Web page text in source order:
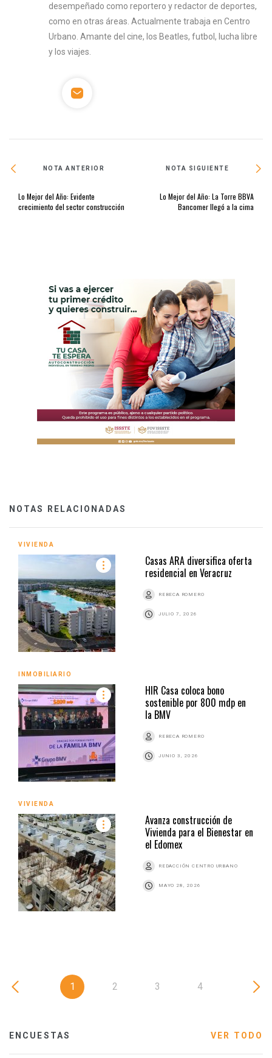
desempeñado como reportero y redactor de deportes,
como en otras áreas. Actualmente trabaja en Centro
Urbano. Amante del cine, los Beatles, futbol, lucha libre
y los viajes.
NOTA ANTERIOR
Lo Mejor del Año: Evidente
crecimiento del sector construcción
NOTA SIGUIENTE
Lo Mejor del Año: La Torre BBVA
Bancomer llegó a la cima
NOTAS RELACIONADAS
VIVIENDA
Casas ARA diversifica oferta
residencial en Veracruz
REBECA ROMERO
JULIO 7, 2026
INMOBILIARIO
HIR Casa coloca bono
sostenible por 800 mdp en
la BMV
REBECA ROMERO
JUNIO 3, 2026
VIVIENDA
Avanza construcción de
Vivienda para el Bienestar en
el Edomex
REDACCIÓN CENTRO URBANO
MAYO 28, 2026
1 2 3 4
ENCUESTAS VER TODO